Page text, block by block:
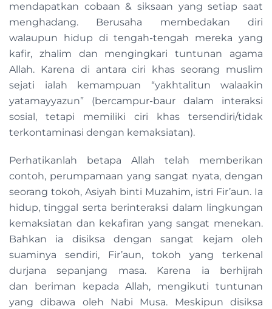
mendapatkan cobaan & siksaan yang setiap saat
menghadang. Berusaha membedakan diri
walaupun hidup di tengah-tengah mereka yang
kafir, zhalim dan mengingkari tuntunan agama
Allah. Karena di antara ciri khas seorang muslim
sejati ialah kemampuan “yakhtalitun walaakin
yatamayyazun” (bercampur-baur dalam interaksi
sosial, tetapi memiliki ciri khas tersendiri/tidak
terkontaminasi dengan kemaksiatan).
Perhatikanlah betapa Allah telah memberikan
contoh, perumpamaan yang sangat nyata, dengan
seorang tokoh, Asiyah binti Muzahim, istri Fir’aun. Ia
hidup, tinggal serta berinteraksi dalam lingkungan
kemaksiatan dan kekafiran yang sangat menekan.
Bahkan ia disiksa dengan sangat kejam oleh
suaminya sendiri, Fir’aun, tokoh yang terkenal
durjana sepanjang masa. Karena ia berhijrah
dan beriman kepada Allah, mengikuti tuntunan
yang dibawa oleh Nabi Musa. Meskipun disiksa